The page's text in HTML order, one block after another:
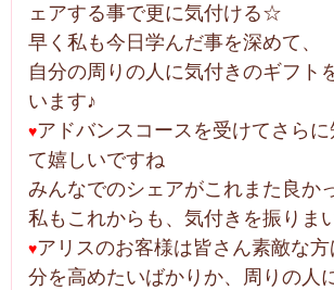
ェアする事で更に気付ける☆
早く私も今日学んだ事を深めて、
自分の周りの人に気付きのギフト
います♪
♥アドバンスコースを受けてさら
て嬉しいですね
みんなでのシェアがこれまた良か
私もこれからも、気付きを振りま
♥アリスのお客様は皆さん素敵な方
分を高めたいばかりか、周りの人